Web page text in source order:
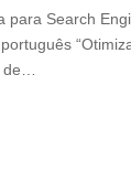
para Search